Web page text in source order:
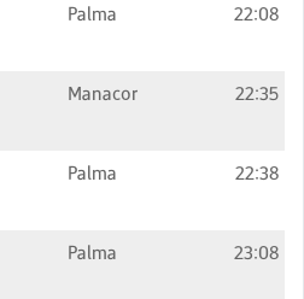
Palma 22:08
Manacor 22:35
Palma 22:38
Palma 23:08